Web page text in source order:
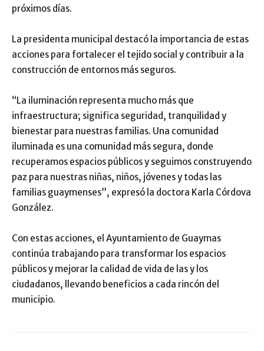
próximos días.
La presidenta municipal destacó la importancia de estas
acciones para fortalecer el tejido social y contribuir a la
construcción de entornos más seguros.
“La iluminación representa mucho más que
infraestructura; significa seguridad, tranquilidad y
bienestar para nuestras familias. Una comunidad
iluminada es una comunidad más segura, donde
recuperamos espacios públicos y seguimos construyendo
paz para nuestras niñas, niños, jóvenes y todas las
familias guaymenses”, expresó la doctora Karla Córdova
González.
Con estas acciones, el Ayuntamiento de Guaymas
continúa trabajando para transformar los espacios
públicos y mejorar la calidad de vida de las y los
ciudadanos, llevando beneficios a cada rincón del
municipio.